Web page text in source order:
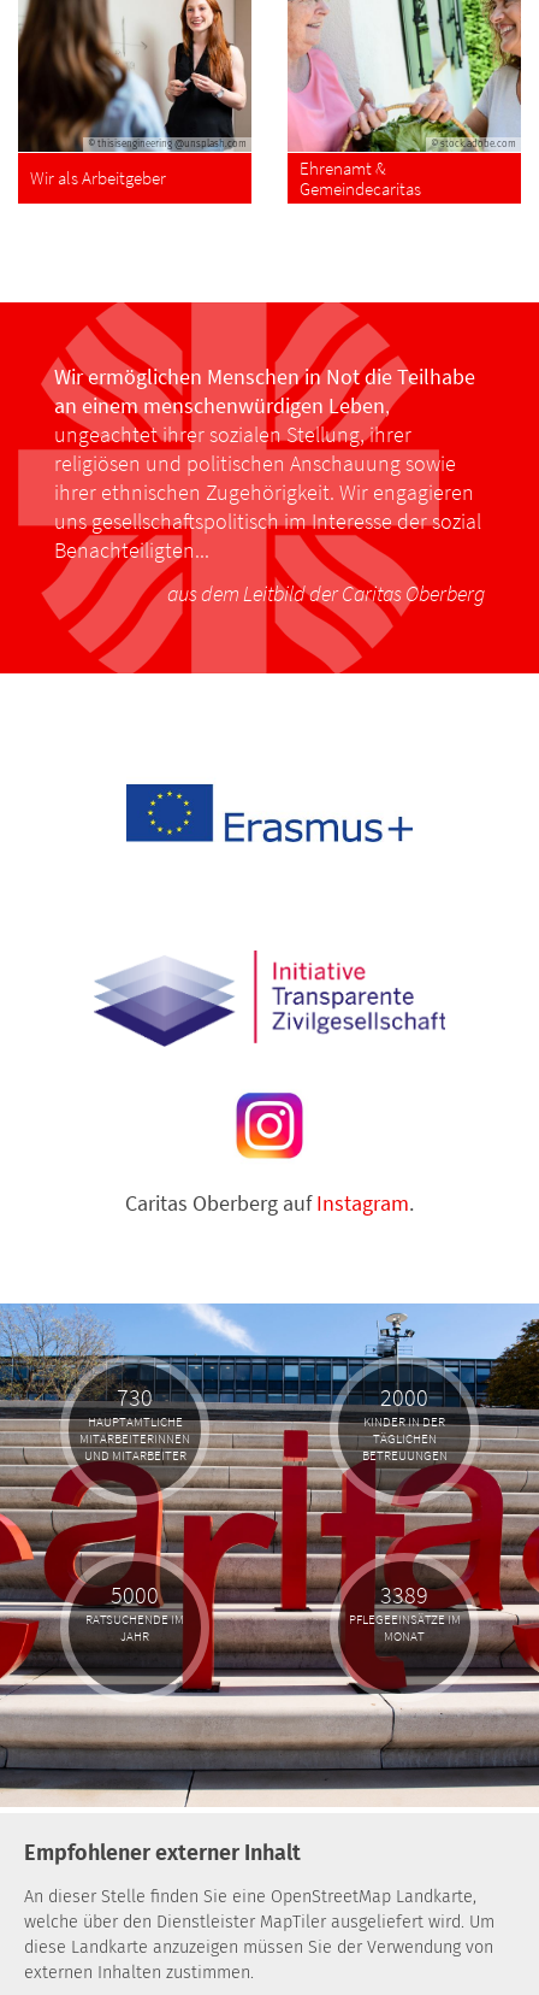
© thisisengineering @unsplash.com
Wir als Arbeitgeber
© stock.adobe.com
Ehrenamt &
Gemeindecaritas
Wir ermöglichen Menschen in Not die Teilhabe
an einem menschenwürdigen Leben,
ungeachtet ihrer sozialen Stellung, ihrer
religiösen und politischen Anschauung sowie
ihrer ethnischen Zugehörigkeit. Wir engagieren
uns gesellschaftspolitisch im Interesse der sozial
Benachteiligten...
aus dem Leitbild der Caritas Oberberg
Caritas Oberberg aufInstagram.
730
HAUPTAMTLICHE
MITARBEITERINNEN
UND MITARBEITER
2000
KINDER IN DER
TÄGLICHEN
BETREUUNGEN
5000
RATSUCHENDE IM
JAHR
3389
PFLEGEEINSÄTZE IM
MONAT
Empfohlener externer Inhalt
An dieser Stelle finden Sie eine OpenStreetMap Landkarte,
welche über den Dienstleister MapTiler ausgeliefert wird. Um
diese Landkarte anzuzeigen müssen Sie der Verwendung von
externen Inhalten zustimmen.